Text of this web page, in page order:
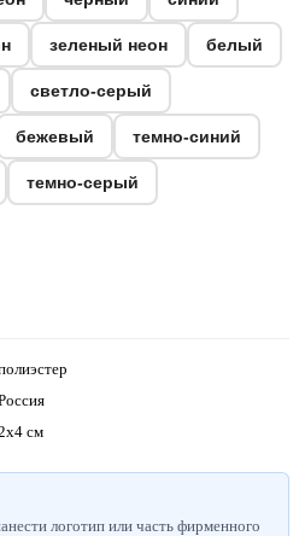
зеленый неон белый
светло-серый
бежевый темно-синий
темно-серый
см
логотип или часть фирменного